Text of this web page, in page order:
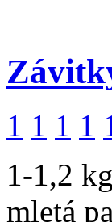
1 1 1 1
1-1,2
mletá